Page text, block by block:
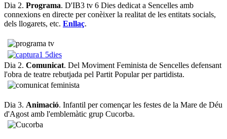
Dia 2. Programa. D'IB3 tv 6 Dies dedicat a Sencelles amb
connexions en directe per conèixer la realitat de les entitats socials,
dels llogarets, etc. Enllaç.
Dia 2. Comunicat. Del Moviment Feminista de Sencelles defensant
l'obra de teatre rebutjada pel Partit Popular per partidista.
Dia 3. Animació. Infantil per començar les festes de la Mare de Déu
d'Agost amb l'emblemàtic grup Cucorba.